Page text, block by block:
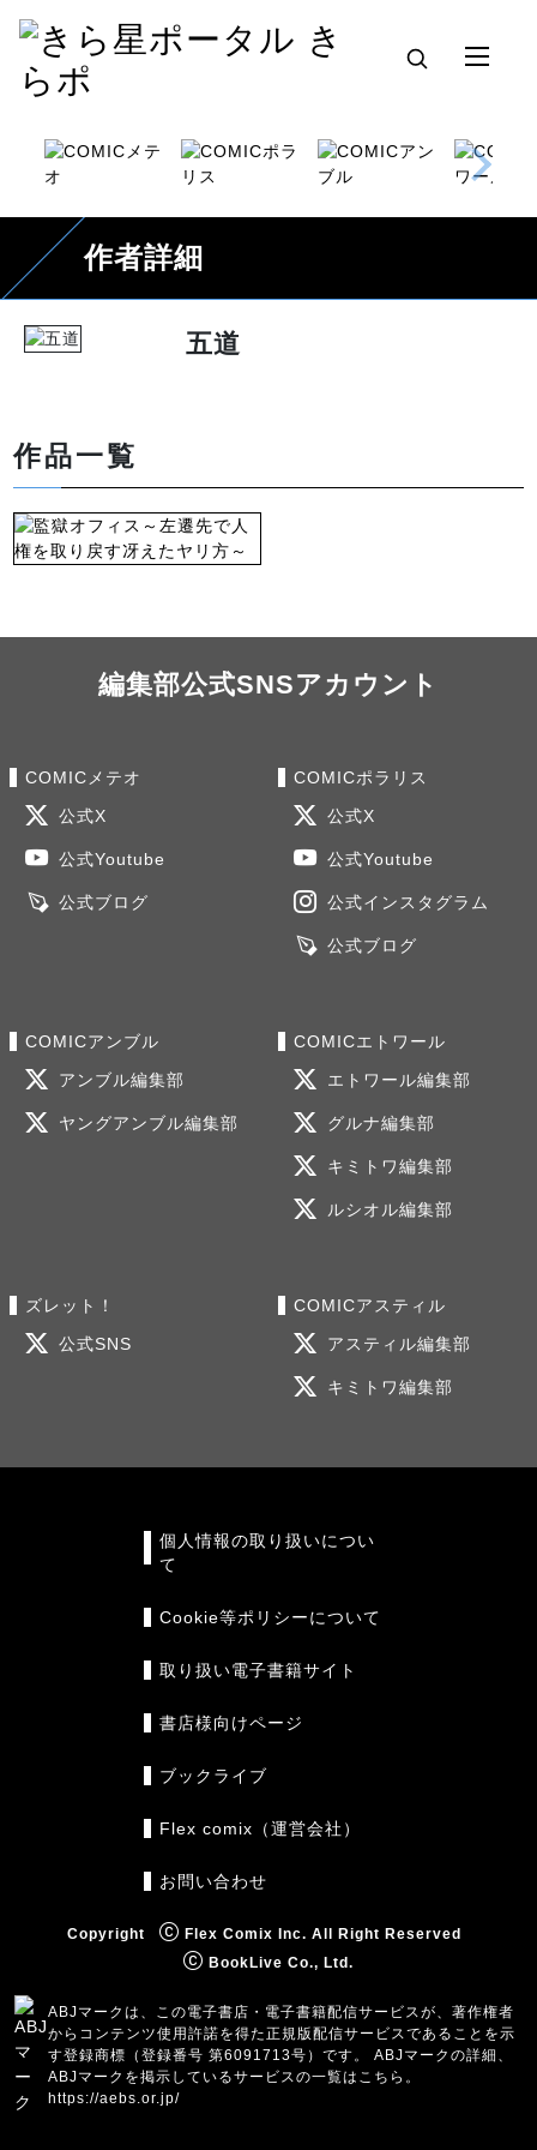
作者詳細
五道
作品一覧
編集部公式SNSアカウント
COMICメテオ
公式X
公式Youtube
公式ブログ
COMICポラリス
公式X
公式Youtube
公式インスタグラム
公式ブログ
COMICアンブル
アンブル編集部
ヤングアンブル編集部
COMICエトワール
エトワール編集部
グルナ編集部
キミトワ編集部
ルシオル編集部
ズレット！
公式SNS
COMICアスティル
アスティル編集部
キミトワ編集部
個人情報の取り扱いについ
て
Cookie等ポリシーについて
取り扱い電子書籍サイト
書店様向けページ
ブックライブ
Flex comix（運営会社）
お問い合わせ
Copyright
Flex Comix Inc. All Right Reserved
BookLive Co., Ltd.
ABJマークは、この電子書店・電子書籍配信サービスが、著作権者
からコンテンツ使用許諾を得た正規版配信サービスであることを示
す登録商標（登録番号 第6091713号）です。 ABJマークの詳細、
ABJマークを掲示しているサービスの一覧はこちら。
https://aebs.or.jp/